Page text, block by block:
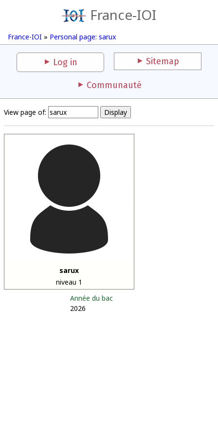
France-IOI
France-IOI » Personal page: sarux
Log in Sitemap
Communauté
View page of:
sarux
niveau 1
Année du bac
2026